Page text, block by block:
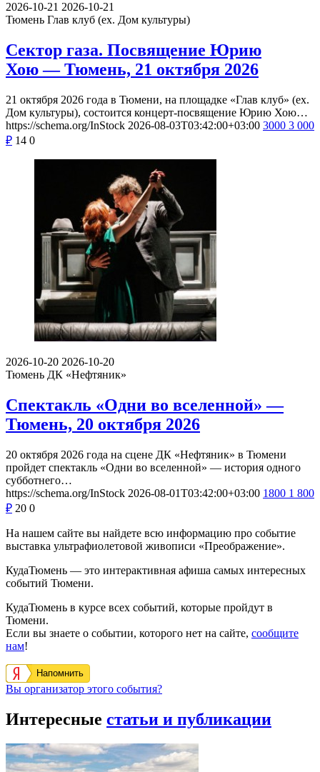
2026-10-21 2026-10-21
Тюмень Глав клуб (ex. Дом культуры)
Сектор газа. Посвящение Юрию
Хою — Тюмень, 21 октября 2026
21 октября 2026 года в Тюмени, на площадке «Глав клуб» (ex.
Дом культуры), состоится концерт-посвящение Юрию Хою…
https://schema.org/InStock 2026-08-03T03:42:00+03:00 3000 3 000
₽ 14 0
2026-10-20 2026-10-20
Тюмень ДК «Нефтяник»
Спектакль «Одни во вселенной» —
Тюмень, 20 октября 2026
20 октября 2026 года на сцене ДК «Нефтяник» в Тюмени
пройдет спектакль «Одни во вселенной» — история одного
субботнего…
https://schema.org/InStock 2026-08-01T03:42:00+03:00 1800 1 800
₽ 20 0
На нашем сайте вы найдете всю информацию про событие
выставка ультрафиолетовой живописи «Преображение».
КудаТюмень — это интерактивная афиша самых интересных
событий Тюмени.
КудаТюмень в курсе всех событий, которые пройдут в
Тюмени.
Если вы знаете о событии, которого нет на сайте, сообщите
нам!
Напомнить
Вы организатор этого события?
Интересные статьи и публикации